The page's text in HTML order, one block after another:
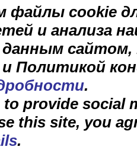
файлы cookie
и анализа
Политикой
.
to provide social
this site, you
.